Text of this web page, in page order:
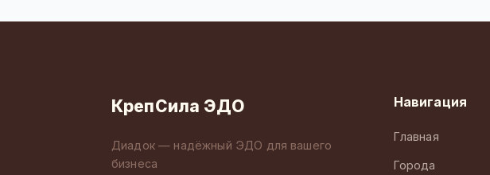
КрепСила ЭДО
Диадок — надёжный ЭДО для вашего
бизнеса
Навигация
Главная
Города